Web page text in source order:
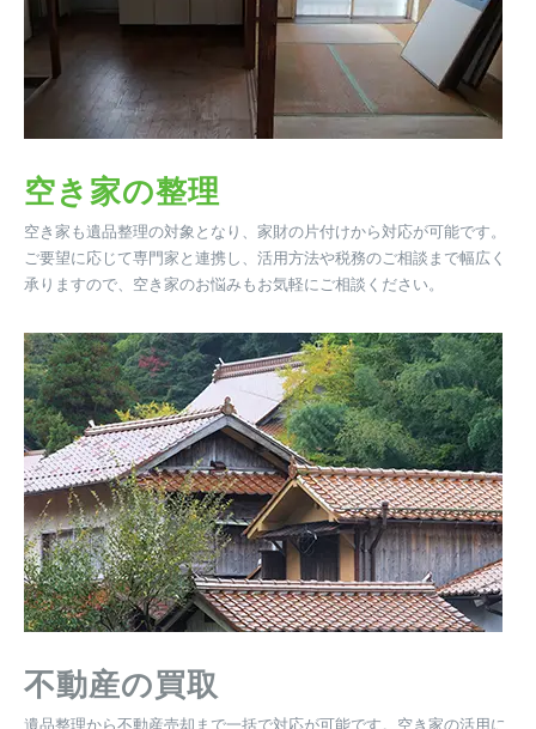
空き家の整理
空き家も遺品整理の対象となり、家財の片付けから対応が可能です。
ご要望に応じて専門家と連携し、活用方法や税務のご相談まで幅広く
承りますので、空き家のお悩みもお気軽にご相談ください。
不動産の買取
遺品整理から不動産売却まで一括で対応が可能です。空き家の活用に